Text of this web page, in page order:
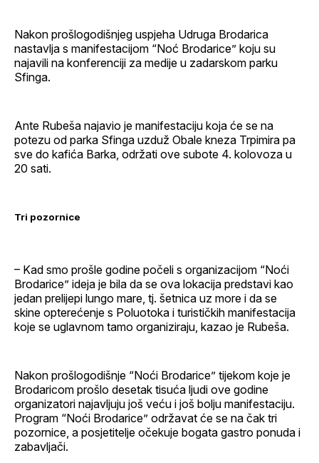
Nakon prošlogodišnjeg uspjeha Udruga Brodarica
nastavlja s manifestacijom “Noć Brodarice” koju su
najavili na konferenciji za medije u zadarskom parku
Sfinga.
Ante Rubeša najavio je manifestaciju koja će se na
potezu od parka Sfinga uzduž Obale kneza Trpimira pa
sve do kafića Barka, održati ove subote 4. kolovoza u
20 sati.
Tri pozornice
– Kad smo prošle godine počeli s organizacijom “Noći
Brodarice” ideja je bila da se ova lokacija predstavi kao
jedan prelijepi lungo mare, tj. šetnica uz more i da se
skine opterećenje s Poluotoka i turističkih manifestacija
koje se uglavnom tamo organiziraju, kazao je Rubeša.
Nakon prošlogodišnje “Noći Brodarice” tijekom koje je
Brodaricom prošlo desetak tisuća ljudi ove godine
organizatori najavljuju još veću i još bolju manifestaciju.
Program “Noći Brodarice” održavat će se na čak tri
pozornice, a posjetitelje očekuje bogata gastro ponuda i
zabavljači.